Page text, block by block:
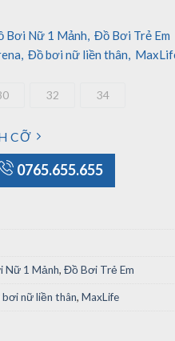
Bơi Nữ 1 Mảnh, Đồ Bơi Trẻ Em
, Đồ bơi nữ liền thân,
30 32
32 34
34
CỠ
26) số lượng
0765.655.655
Nữ 1 Mảnh, Đồ Bơi Trẻ Em
nữ liền thân, MaxLife